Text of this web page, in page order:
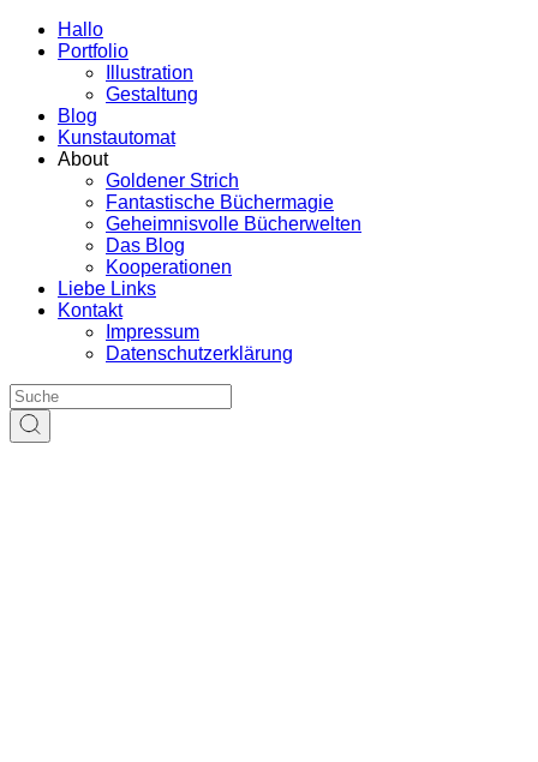
Hallo
Portfolio
Illustration
Gestaltung
Blog
Kunstautomat
About
Goldener Strich
Fantastische Büchermagie
Geheimnisvolle Bücherwelten
Das Blog
Kooperationen
Liebe Links
Kontakt
Impressum
Datenschutzerklärung